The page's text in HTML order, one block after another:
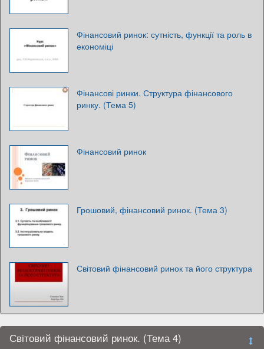
Фінансовий ринок: сутність, функції та роль в
економіці
Фінансові ринки. Структура фінансового
ринку. (Тема 5)
Фінансовий ринок
Грошовий, фінансовий ринок. (Тема 3)
Світовий фінансовий ринок та його структура
Світовий фінансовий ринок. (Тема 4)